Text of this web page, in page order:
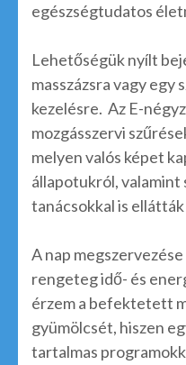
egészségtudatos
Lehetőségük nyílt
masszázsra vagy egy
kezelésre. Az E-
mozgásszervi
melyen valós képet
állapotukról, valamint
tanácsokkal is
A nap
rengeteg idő- és
érzem a befektetett
gyümölcsét, hiszen
tartalmas